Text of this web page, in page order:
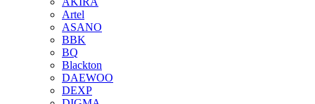
Artel
ASANO
BBK
BQ
Blackton
DAEWOO
DEXP